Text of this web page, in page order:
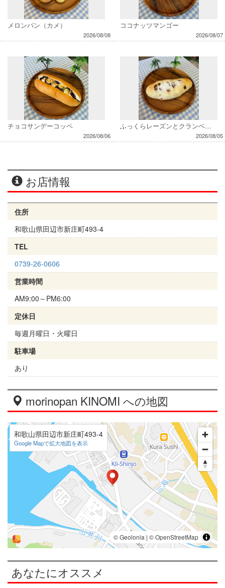
メロンパン（カメ）
2026/08/08
ココナッツマンゴー
2026/08/07
チョコサンデーコッペ
2026/08/06
ふっくらレーズンとクランベリー
2026/08/05
お店情報
住所
和歌山県田辺市新庄町493-4
TEL
0739-26-0606
営業時間
AM9:00～PM6:00
定休日
毎週月曜日・火曜日
駐車場
あり
morinopan KINOMI への地図
和歌山県田辺市新庄町493-4
Google Mapで拡大地図を表示
あなたにオススメ